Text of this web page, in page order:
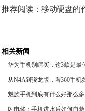
推荐阅读：移动硬盘的
相关新闻
华为手机别瞎买，这3款是最
从N4A到骁龙版，看360手机
魅族手机到底有什么好那么
闪电修：手机进水后如何自